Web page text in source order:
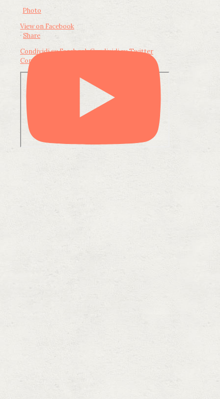
Photo
View on Facebook
· Share
Condividi su FacebookCondividi su Twitter
Condividi su LinkedIn